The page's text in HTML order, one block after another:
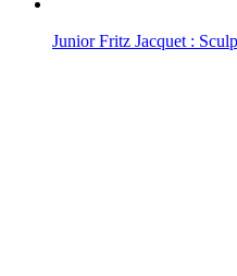
Junior Fritz Jacquet :